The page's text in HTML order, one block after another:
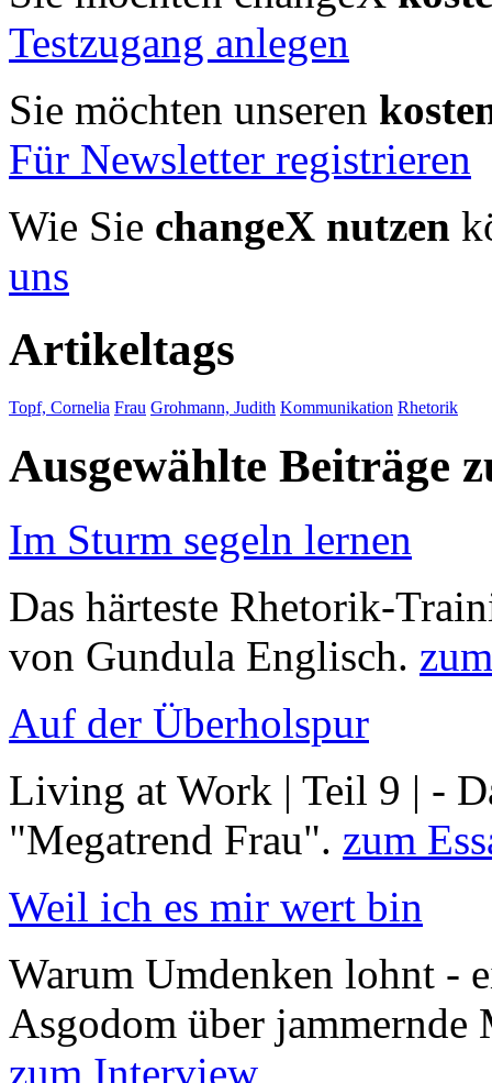
Testzugang anlegen
Sie möchten unseren
Für Newsletter registrieren
Wie Sie changeX nutzen
uns
Artikeltags
Topf, Cornelia Frau Grohmann, Judith Kommunikation Rhetorik
Ausgewählte Beiträge
Im Sturm segeln lernen
Das härteste Rhetorik-
von Gundula Englisch.
Auf der Überholspur
Living at Work | Teil 9 | -
"Megatrend Frau". zum
Weil ich es mir wert bin
Warum Umdenken lohnt -
Asgodom über jammernde
zum Interview